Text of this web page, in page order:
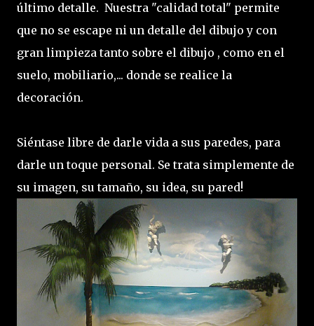
último detalle. Nuestra "calidad total" permite
que no se escape ni un detalle del dibujo y con
gran limpieza tanto sobre el dibujo , como en el
suelo, mobiliario,... donde se realice la
decoración.
Siéntase libre de darle vida a sus paredes, para
darle un toque personal. Se trata simplemente de
su imagen, su tamaño, su idea, su pared!